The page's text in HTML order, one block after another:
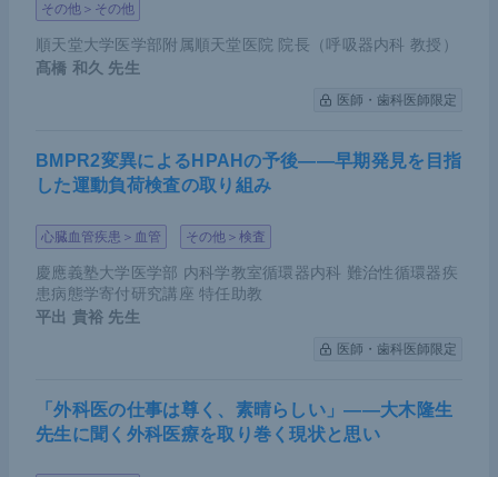
値が11か月（プラセボ群）vs 22か月（ニボルマブ
群）となっている。とくに組織学的分類で見ると、
扁平上皮がんにおいて2群間の差が開いており、ニ
ボルマブ群のDFSの中央値は29か月と非常に高くな
の標準治療と異なるため、結果の解釈には注意が必
Sの高いほうがより効果が高いことが示された。
その他＞その他
順天堂大学医学部附属順天堂医院 院長（呼吸器内科 教授）
髙橋 和久 先生
医師・歯科医師限定
BMPR2変異によるHPAHの予後――早期発見を目指
した運動負荷検査の取り組み
心臓血管疾患＞血管 その他＞検査
慶應義塾大学医学部 内科学教室循環器内科 難治性循環器疾
患病態学寄付研究講座 特任助教
平出 貴裕 先生
医師・歯科医師限定
「外科医の仕事は尊く、素晴らしい」――大木隆生
先生に聞く外科医療を取り巻く現状と思い